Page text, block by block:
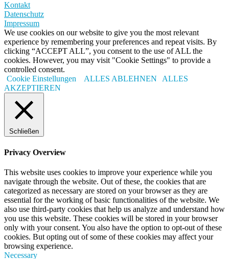
Kontakt
Datenschutz
Impressum
We use cookies on our website to give you the most relevant
experience by remembering your preferences and repeat visits. By
clicking “ACCEPT ALL”, you consent to the use of ALL the
cookies. However, you may visit "Cookie Settings" to provide a
controlled consent.
Cookie Einstellungen
ALLES ABLEHNEN
ALLES
AKZEPTIEREN
Schließen
Privacy Overview
This website uses cookies to improve your experience while you
navigate through the website. Out of these, the cookies that are
categorized as necessary are stored on your browser as they are
essential for the working of basic functionalities of the website. We
also use third-party cookies that help us analyze and understand how
you use this website. These cookies will be stored in your browser
only with your consent. You also have the option to opt-out of these
cookies. But opting out of some of these cookies may affect your
browsing experience.
Necessary